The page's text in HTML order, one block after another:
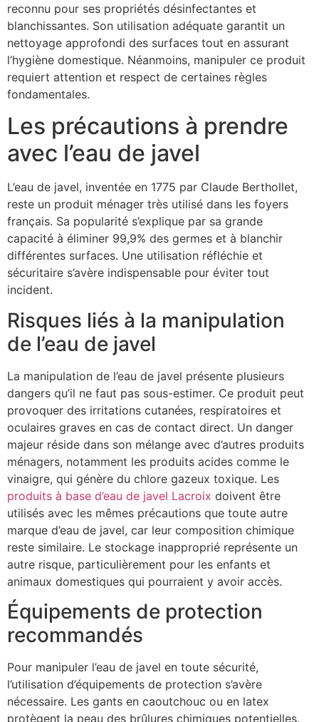
reconnu pour ses propriétés désinfectantes et
blanchissantes. Son utilisation adéquate garantit un
nettoyage approfondi des surfaces tout en assurant
l’hygiène domestique. Néanmoins, manipuler ce produit
requiert attention et respect de certaines règles
fondamentales.
Les précautions à prendre
avec l’eau de javel
L’eau de javel, inventée en 1775 par Claude Berthollet,
reste un produit ménager très utilisé dans les foyers
français. Sa popularité s’explique par sa grande
capacité à éliminer 99,9% des germes et à blanchir
différentes surfaces. Une utilisation réfléchie et
sécuritaire s’avère indispensable pour éviter tout
incident.
Risques liés à la manipulation
de l’eau de javel
La manipulation de l’eau de javel présente plusieurs
dangers qu’il ne faut pas sous-estimer. Ce produit peut
provoquer des irritations cutanées, respiratoires et
oculaires graves en cas de contact direct. Un danger
majeur réside dans son mélange avec d’autres produits
ménagers, notamment les produits acides comme le
vinaigre, qui génère du chlore gazeux toxique. Les
produits à base d’eau de javel Lacroix doivent être
utilisés avec les mêmes précautions que toute autre
marque d’eau de javel, car leur composition chimique
reste similaire. Le stockage inapproprié représente un
autre risque, particulièrement pour les enfants et
animaux domestiques qui pourraient y avoir accès.
Équipements de protection
recommandés
Pour manipuler l’eau de javel en toute sécurité,
l’utilisation d’équipements de protection s’avère
nécessaire. Les gants en caoutchouc ou en latex
protègent la peau des brûlures chimiques potentielles.